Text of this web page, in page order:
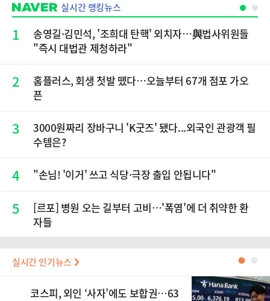
실시간 랭킹뉴스
1
송영길·김민석, '조희대 탄핵' 외치자…與법사위원들
"즉시 대법관 제청하라"
2
홈플러스, 회생 첫발 뗐다…오늘부터 67개 점포 가오
픈
3
3000원짜리 장바구니 'K굿즈' 됐다...외국인 관광객 필
수템은?
4 "손님! '이거' 쓰고 식당·극장 출입 안됩니다"
5
[르포] 병원 오는 길부터 고비…'폭염'에 더 취약한 환
자들
실시간 인기뉴스 ●
코스피, 외인 ‘사자’에도 보합권…63